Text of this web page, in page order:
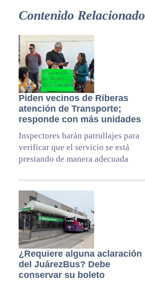
Contenido Relacionado
Piden vecinos de Riberas
atención de Transporte;
responde con más unidades
Inspectores harán patrullajes para
verificar que el servicio se está
prestando de manera adecuada
¿Requiere alguna aclaración
del JuárezBus? Debe
conservar su boleto